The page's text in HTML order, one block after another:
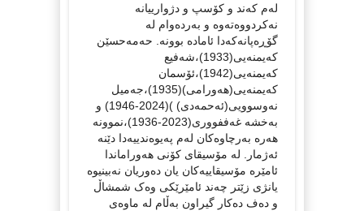
لەم کەند و کۆسپ و دژوارییانە
نەکردووەتەوە و بەردەوام لە
گۆڕەپانەکەدا ئامادە بوونە. حەمەحسێن
کەیمنەیی(1933)،شەفیع
کەیمنەیی(1942)،ئۆسمان
کەیمنەیی(هەورامی)(1935)،جەمیل
نەوسوویی(ئەحمەدی) )(2024-1946) و
بەخشە غەففووری(2023-1936)،نموونە
هەرە بەرچاوەکان لەم پەیوەندییەدا دێنە
ئەژمار. لە مۆسیقای کۆنی هەوراماندا
ئامێرە مۆسیقاییەکان یان دەوریان نەبینیوە
یانژی زێتر چەند ئامێرێکی وەک شمشاڵ
و دەف دەکار گیراون بەڵام لە ماوەی